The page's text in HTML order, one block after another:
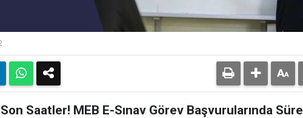
Saatler! MEB E-Sınav Görev Başvurularında Süre